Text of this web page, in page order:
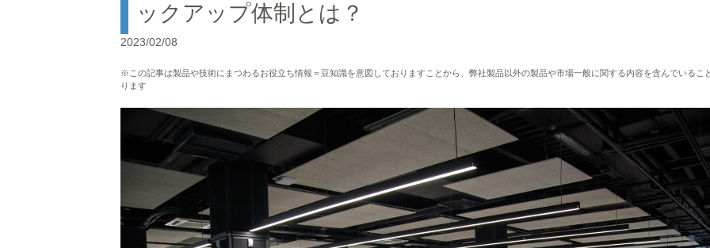
ックアップ体制とは？
2023/02/08
※この記事は製品や技術にまつわるお役立ち情報＝豆知識を意図しておりますことから、弊社製品以外の製品や市場一般に関する内容を含んでいるこ
ります